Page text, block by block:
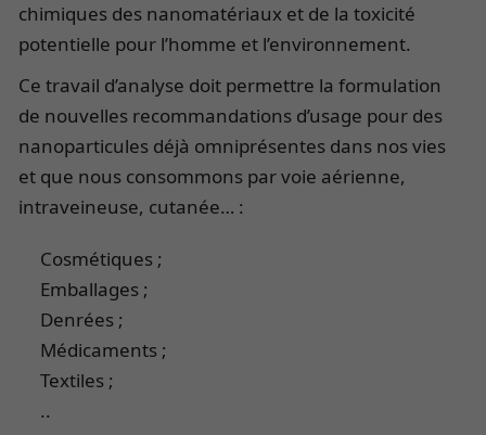
chimiques des nanomatériaux et de la toxicité
potentielle pour l’homme et l’environnement.
Ce travail d’analyse doit permettre la formulation
de nouvelles recommandations d’usage pour des
nanoparticules déjà omniprésentes dans nos vies
et que nous consommons par voie aérienne,
intraveineuse, cutanée… :
Cosmétiques ;
Emballages ;
Denrées ;
Médicaments ;
Textiles ;
..